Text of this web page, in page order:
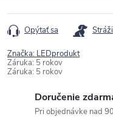
Opýtať sa
Značka: LEDprodukt
Záruka: 5 rokov
Záruka: 5 rokov
Doručenie
Pri objednávke nad